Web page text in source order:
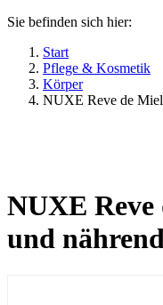
Sie befinden sich hier:
Start
Pflege & Kosmetik
Körper
NUXE Reve de Miel
NUXE Reve
und